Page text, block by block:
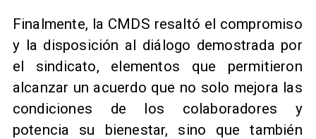
Finalmente, la CMDS resaltó el compromiso
y la disposición al diálogo demostrada por
el sindicato, elementos que permitieron
alcanzar un acuerdo que no solo mejora las
condiciones de los colaboradores y
potencia su bienestar, sino que también